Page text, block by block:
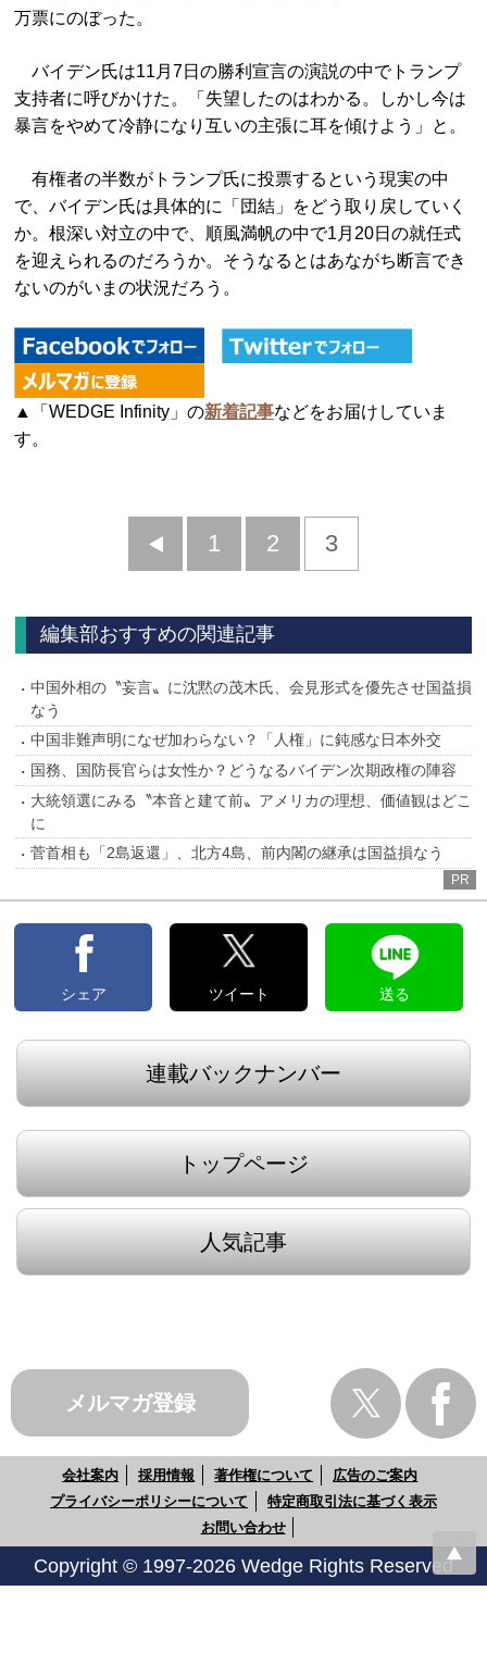
万票にのぼった。
バイデン氏は11月7日の勝利宣言の演説の中でトランプ
支持者に呼びかけた。「失望したのはわかる。しかし今は
暴言をやめて冷静になり互いの主張に耳を傾けよう」と。
有権者の半数がトランプ氏に投票するという現実の中
で、バイデン氏は具体的に「団結」をどう取り戻していく
か。根深い対立の中で、順風満帆の中で1月20日の就任式
を迎えられるのだろうか。そうなるとはあながち断言でき
ないのがいまの状況だろう。
▲「WEDGE Infinity」の新着記事などをお届けしていま
す。
前
1 2 3
編集部おすすめの関連記事
中国外相の〝妄言〟に沈黙の茂木氏、会見形式を優先させ国益損
なう
中国非難声明になぜ加わらない？「人権」に鈍感な日本外交
国務、国防長官らは女性か？どうなるバイデン次期政権の陣容
大統領選にみる〝本音と建て前〟アメリカの理想、価値観はどこ
に
菅首相も「2島返還」、北方4島、前内閣の継承は国益損なう
PR
シェア ツイート 送る
連載バックナンバー
トップページ
人気記事
メルマガ登録
会社案内 採用情報 著作権について
広告のご案内
プライバシーポリシーについて
特定商取引法に基づく表示
お問い合わせ
Copyright © 1997-2026 Wedge Rights Reserved